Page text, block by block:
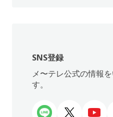
SNS登録
メ〜テレ公式の情報
す。